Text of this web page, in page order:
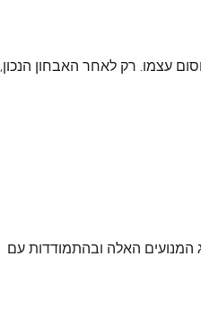
עצמו. רק לאחר האבחון הנכון,
המנועים האלה ובהתמודדות עם